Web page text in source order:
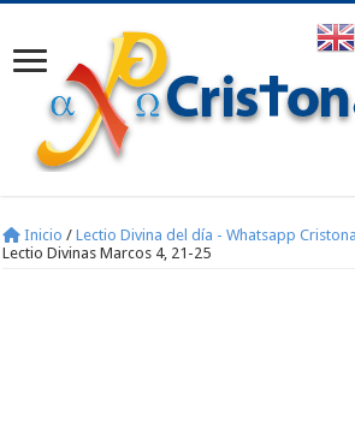
Inicio / Lectio Divina del día - Whatsapp
Lectio Divinas Marcos 4, 21-25